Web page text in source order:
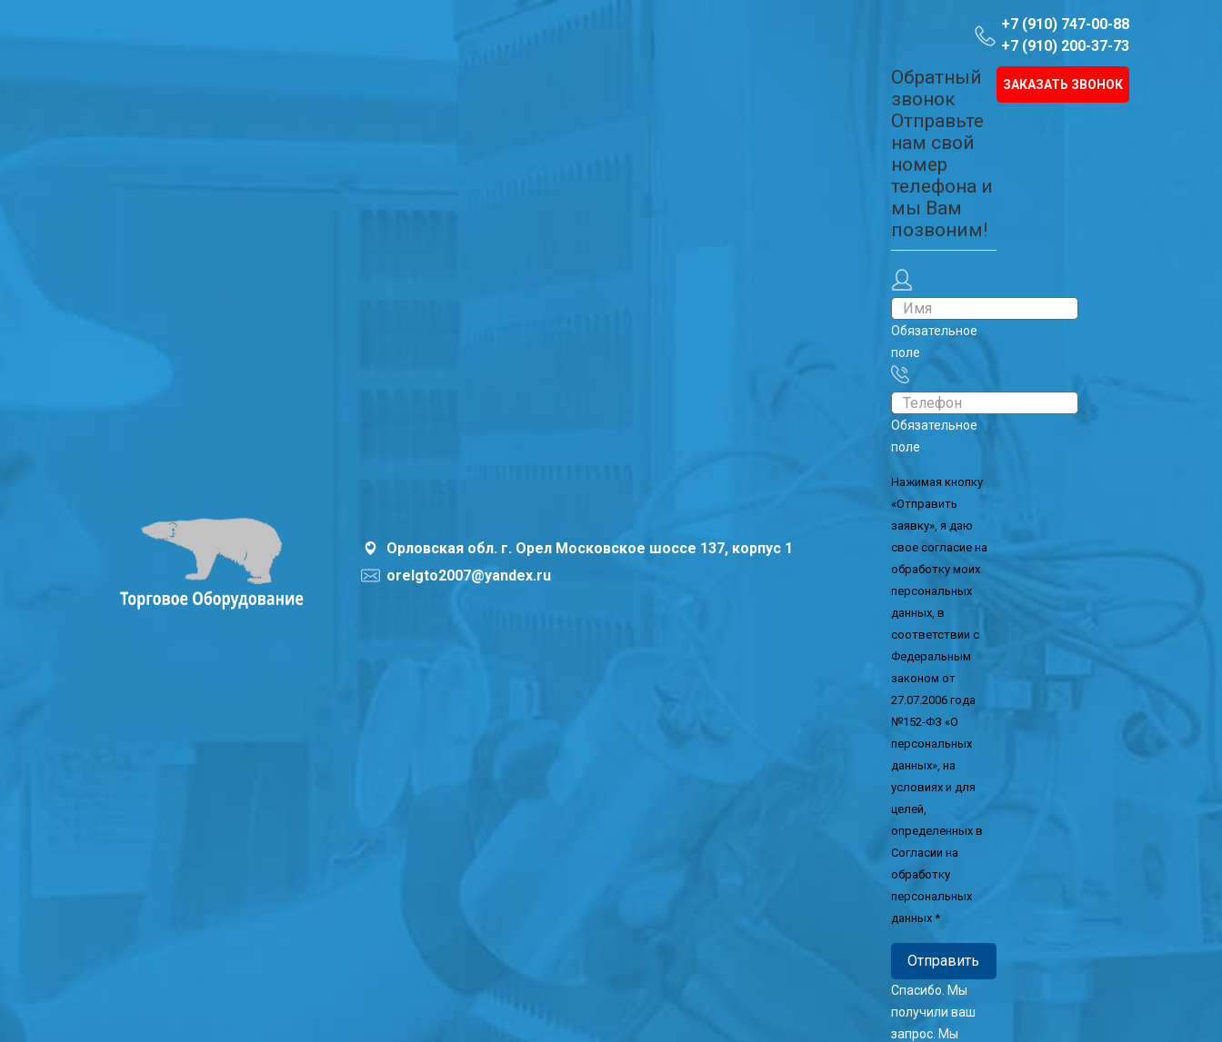
Орловская обл. г. Орел Московское шоссе 137, корпус 1
orelgto2007@yandex.ru
+7 (910) 747-00-88
+7 (910) 200-37-73
ЗАКАЗАТЬ ЗВОНОК
Обратный
звонок
Отправьте
нам свой
номер
телефона и
мы Вам
позвоним!
Обязательное
поле
Обязательное
поле
Нажимая кнопку
«Отправить
заявку», я даю
свое согласие на
обработку моих
персональных
данных, в
соответствии с
Федеральным
законом от
27.07.2006 года
№152-ФЗ «О
персональных
данных», на
условиях и для
целей,
определенных в
Согласии на
обработку
персональных
данных *
Спасибо. Мы
получили ваш
запрос. Мы